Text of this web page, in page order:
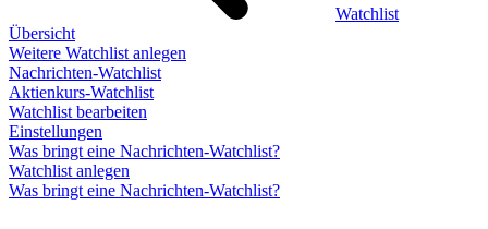
Watchlist
Übersicht
Weitere Watchlist anlegen
Nachrichten-Watchlist
Aktienkurs-Watchlist
Watchlist bearbeiten
Einstellungen
Was bringt eine Nachrichten-Watchlist?
Watchlist anlegen
Was bringt eine Nachrichten-Watchlist?